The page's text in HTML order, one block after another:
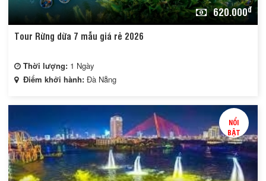
620.000đ
Tour Rừng dừa 7 mẫu giá rẻ 2026
Thời lượng: 1 Ngày
Điểm khởi hành: Đà Nẵng
NỔI
BẬT